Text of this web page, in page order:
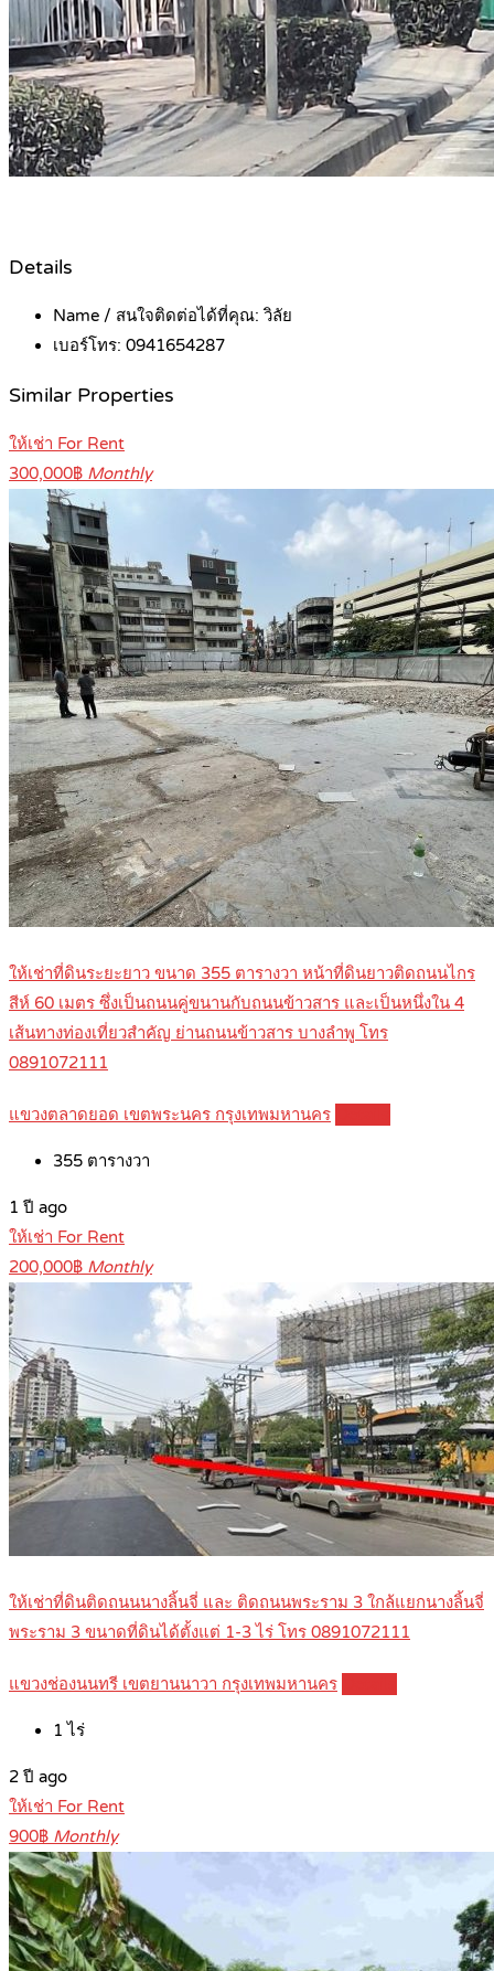
Details
Name / สนใจติดต่อได้ที่คุณ: วิลัย
เบอร์โทร: 0941654287
Similar Properties
ให้เช่า For Rent
300,000฿ Monthly
ให้เช่าที่ดินระยะยาว ขนาด 355 ตารางวา หน้าที่ดินยาวติดถนนไกร
สีห์ 60 เมตร ซึ่งเป็นถนนคู่ขนานกับถนนข้าวสาร และเป็นหนึ่งใน 4
เส้นทางท่องเที่ยวสำคัญ ย่านถนนข้าวสาร บางลำพู โทร
0891072111
แขวงตลาดยอด เขตพระนคร กรุงเทพมหานคร
355 ตารางวา
1 ปี ago
ให้เช่า For Rent
200,000฿ Monthly
ให้เช่าที่ดินติดถนนนางลิ้นจี่ และ ติดถนนพระราม 3 ใกล้แยกนางลิ้นจี่
พระราม 3 ขนาดที่ดินได้ตั้งแต่ 1-3 ไร่ โทร 0891072111
แขวงช่องนนทรี เขตยานนาวา กรุงเทพมหานคร
1 ไร่
2 ปี ago
ให้เช่า For Rent
900฿ Monthly